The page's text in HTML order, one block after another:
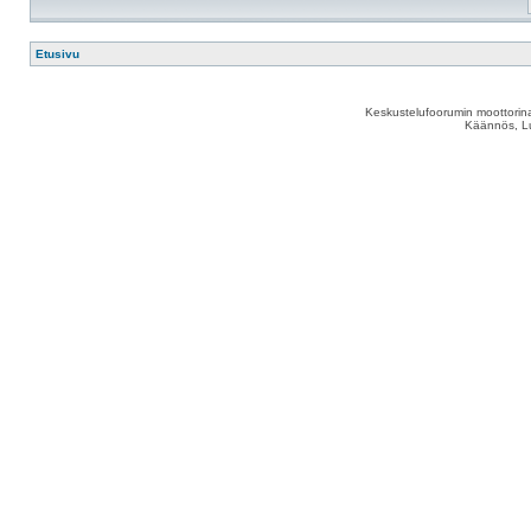
Etusivu
Keskustelufoorumin
Käännös,